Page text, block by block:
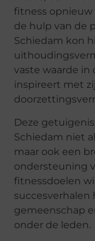
fitness opnieuw
de hulp van de
Schiedam kon
vaste waarde in
inspireert met
Deze
Schiedam niet
maar ook een
ondersteuning
fitnessdoelen
succesverhalen
gemeenschap
onder de leden.